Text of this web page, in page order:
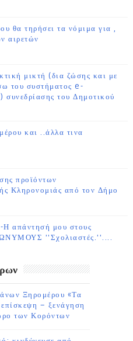
θα τηρήσει τα νόμιμα για ,
αιρετών
μικτή (δια ζώσης και με
του συστήματος e-
του Δημοτικού
και ..άλλα τινα
προϊόντων
Κληρονομιάς από τον Δήμο
Η απάντησή μου στους
''Σχολιαστές.''....
Ξηρομέρου «Τα
– ξενάγηση
των Κορόντων